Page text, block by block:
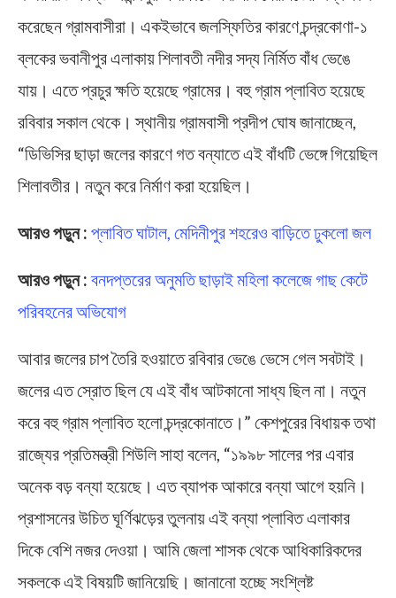
করেছেন গ্রামবাসীরা। একইভাবে জলস্ফিতির কারণে চন্দ্রকোণা-১
ব্লকের ভবানীপুর এলাকায় শিলাবতী নদীর সদ্য নির্মিত বাঁধ ভেঙে
যায়। এতে প্রচুর ক্ষতি হয়েছে গ্রামের। বহু গ্রাম প্লাবিত হয়েছে
রবিবার সকাল থেকে। স্থানীয় গ্রামবাসী প্রদীপ ঘোষ জানাচ্ছেন,
“ডিভিসির ছাড়া জলের কারণে গত বন্যাতে এই বাঁধটি ভেঙ্গে গিয়েছিল
শিলাবতীর। নতুন করে নির্মাণ করা হয়েছিল।
আরও পড়ুন : প্লাবিত ঘাটাল, মেদিনীপুর শহরেও বাড়িতে ঢুকলো জল
আরও পড়ুন : বনদপ্তরের অনুমতি ছাড়াই মহিলা কলেজে গাছ কেটে
পরিবহনের অভিযোগ
আবার জলের চাপ তৈরি হওয়াতে রবিবার ভেঙে ভেসে গেল সবটাই।
জলের এত স্রোত ছিল যে এই বাঁধ আটকানো সাধ্য ছিল না। নতুন
করে বহু গ্রাম প্লাবিত হলো চন্দ্রকোনাতে।” কেশপুরের বিধায়ক তথা
রাজ্যের প্রতিমন্ত্রী শিউলি সাহা বলেন, “১৯৯৮ সালের পর এবার
অনেক বড় বন্যা হয়েছে। এত ব্যাপক আকারে বন্যা আগে হয়নি।
প্রশাসনের উচিত ঘূর্ণিঝড়ের তুলনায় এই বন্যা প্লাবিত এলাকার
দিকে বেশি নজর দেওয়া। আমি জেলা শাসক থেকে আধিকারিকদের
সকলকে এই বিষয়টি জানিয়েছি। জানানো হচ্ছে সংশ্লিষ্ট